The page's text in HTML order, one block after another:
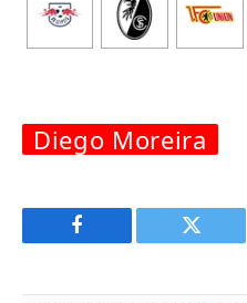
Diego Moreira
Facebook Twitter